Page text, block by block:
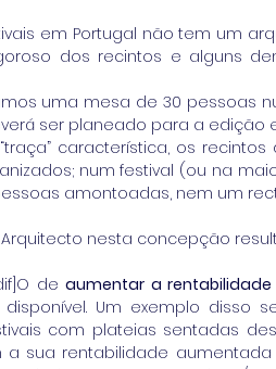
em Portugal não tem um
dos recintos e alguns
uma mesa de 30 pessoas
ser planeado para a edição
característica, os recintos
num festival (ou na
amontoadas, nem um
nesta concepção
de aumentar a rentabilidade
Um exemplo disso
com plateias sentadas
a sua rentabilidade